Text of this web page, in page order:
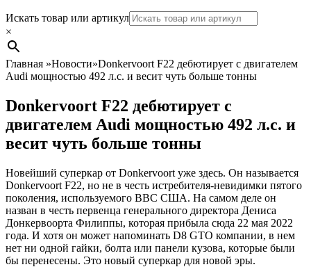
Search
Искать товар или артикул
×
Главная »Новости»Donkervoort F22 дебютирует с двигателем
Audi мощностью 492 л.с. и весит чуть больше тонны
Donkervoort F22 дебютирует с
двигателем Audi мощностью 492 л.с. и
весит чуть больше тонны
Новейший суперкар от Donkervoort уже здесь. Он называется
Donkervoort F22, но не в честь истребителя-невидимки пятого
поколения, используемого ВВС США. На самом деле он
назван в честь первенца генерального директора Дениса
Донкервоорта Филиппы, которая прибыла сюда 22 мая 2022
года. И хотя он может напоминать D8 GTO компании, в нем
нет ни одной гайки, болта или панели кузова, которые были
бы перенесены. Это новый суперкар для новой эры.